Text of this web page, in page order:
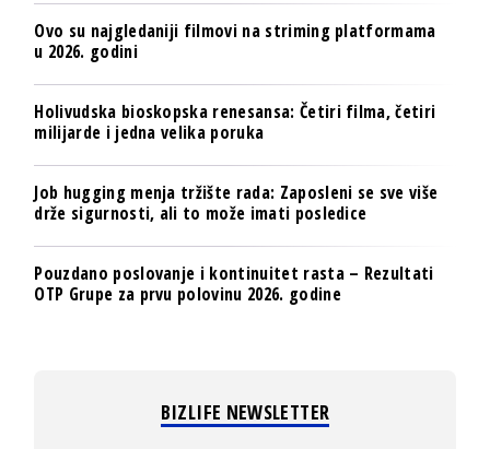
Ovo su najgledaniji filmovi na striming platformama
u 2026. godini
Holivudska bioskopska renesansa: Četiri filma, četiri
milijarde i jedna velika poruka
Job hugging menja tržište rada: Zaposleni se sve više
drže sigurnosti, ali to može imati posledice
Pouzdano poslovanje i kontinuitet rasta – Rezultati
OTP Grupe za prvu polovinu 2026. godine
BIZLIFE NEWSLETTER